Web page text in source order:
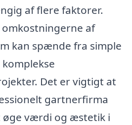
af flere faktorer.
af
kan spænde fra simple
Det er vigtigt at
gartnerfirma
øge værdi og æstetik i